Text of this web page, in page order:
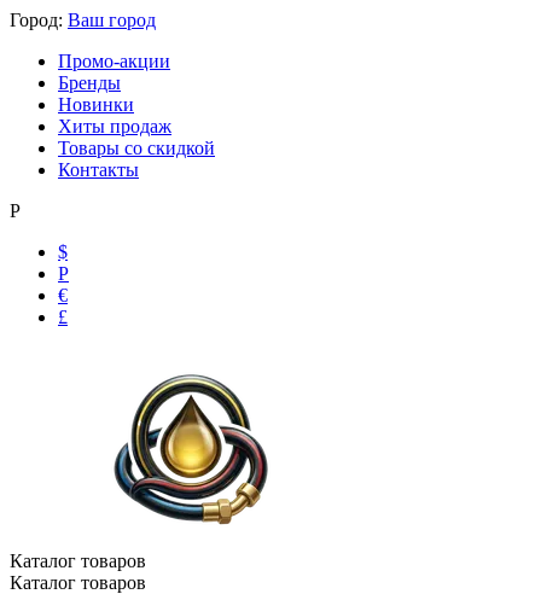
Город: Ваш город
Промо-акции
Бренды
Новинки
Хиты продаж
Товары со скидкой
Контакты
Р
$
Р
€
£
Каталог товаров
Каталог товаров
Ольга